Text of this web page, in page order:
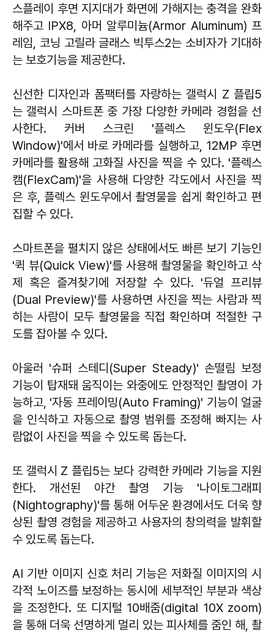
스플레이 후면 지지대가 화면에 가해지는 충격을 완화
해주고 IPX8, 아머 알루미늄(Armor Aluminum) 프
레임, 코닝 고릴라 글래스 빅투스2는 소비자가 기대하
는 보호기능을 제공한다.
신선한 디자인과 폼팩터를 자랑하는 갤럭시 Z 플립5
는 갤럭시 스마트폰 중 가장 다양한 카메라 경험을 선
사한다. 커버 스크린 '플렉스 윈도우(Flex
Window)'에서 바로 카메라를 실행하고, 12MP 후면
카메라를 활용해 고화질 사진을 찍을 수 있다. '플렉스
캠(FlexCam)'을 사용해 다양한 각도에서 사진을 찍
은 후, 플렉스 윈도우에서 촬영물을 쉽게 확인하고 편
집할 수 있다.
스마트폰을 펼치지 않은 상태에서도 빠른 보기 기능인
'퀵 뷰(Quick View)'를 사용해 촬영물을 확인하고 삭
제 혹은 즐겨찾기에 저장할 수 있다. '듀얼 프리뷰
(Dual Preview)'를 사용하면 사진을 찍는 사람과 찍
히는 사람이 모두 촬영물을 직접 확인하며 적절한 구
도를 잡아볼 수 있다.
아울러 '슈퍼 스테디(Super Steady)' 손떨림 보정
기능이 탑재돼 움직이는 와중에도 안정적인 촬영이 가
능하고, '자동 프레이밍(Auto Framing)' 기능이 얼굴
을 인식하고 자동으로 촬영 범위를 조정해 빠지는 사
람없이 사진을 찍을 수 있도록 돕는다.
또 갤럭시 Z 플립5는 보다 강력한 카메라 기능을 지원
한다. 개선된 야간 촬영 기능 '나이토그래피
(Nightography)'를 통해 어두운 환경에서도 더욱 향
상된 촬영 경험을 제공하고 사용자의 창의력을 발휘할
수 있도록 돕는다.
AI 기반 이미지 신호 처리 기능은 저화질 이미지의 시
각적 노이즈를 보정하는 동시에 세부적인 부분과 색상
을 조정한다. 또 디지털 10배줌(digital 10X zoom)
을 통해 더욱 선명하게 멀리 있는 피사체를 줌인 해, 촬